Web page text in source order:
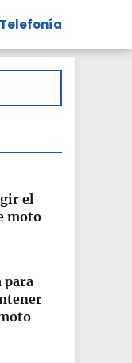
Telefonía
el
moto
para